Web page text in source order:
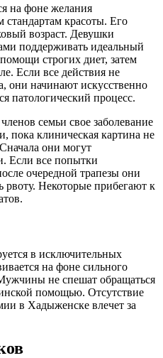
на фоне желания
стандартам красоты. Его
возраст. Девушки
поддерживать идеальный
строгих диет, затем
Если все действия не
они начинают искусственно
патологический процесс.
семьи свое заболевание
пока клиническая картина не
они могут
Если все попытки
очередной трапезы они
рвоту. Некоторые прибегают к
в исключительных
на фоне сильного
не спешат обращаться
помощью. Отсутствие
в Хадыженске влечет за